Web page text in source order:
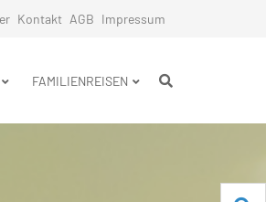
Kontakt AGB Impressum
FAMILIENREISEN